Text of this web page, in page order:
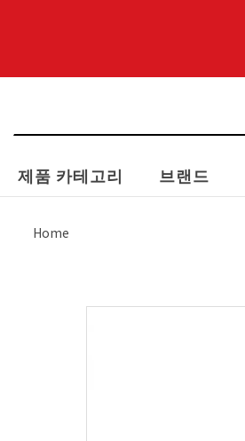
제품 카테고리 브랜드
Home